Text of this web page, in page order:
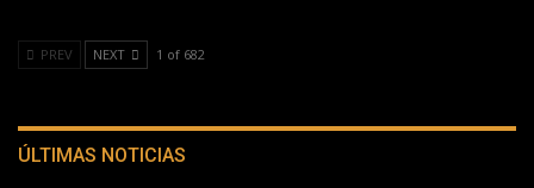
PREV NEXT 1 of 682
ÚLTIMAS NOTICIAS